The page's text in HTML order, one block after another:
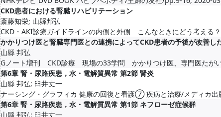
CKD患者における腎臓リハビリテーション
斎藤知栄; 山縣邦弘
CKD・AKI診療ガイドラインの内側と外側 こんなときにどう考える
かかりつけ医と腎臓専門医との連携によってCKD患者の予後が改善し
山縣 邦弘
Gノート増刊 CKD診療 現場の33学問 かかりつけ医、専門医たが
第6章 腎・尿路疾患，水・電解質異常 第2節 腎炎
山縣 邦弘; 臼井丈一
ナーシング・グラフィカ 健康の回復と看護⑦ 疾病と治療/メディカ
第6章 腎・尿路疾患，水・電解質異常 第1節 ネフローゼ症候群
山縣 邦弘; 臼井丈一